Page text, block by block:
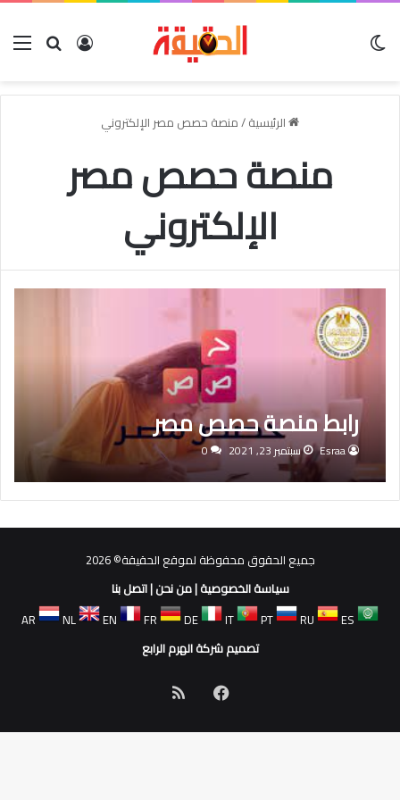
بحث عنتسجيل
الرئيسية/منصة حصص مصر الإلكتروني
منصة حصص مصر
الإلكتروني
رابط منصة حصص مصر
Esraa سبتمبر 23, 2021 0
جميع الحقوق محفوظة لموقع الحقيقة© 2026
سياسة الخصوصية|من نحن|اتصل بنا
AR
NL EN FR DE IT PT RU
ES
تصميم شركة الهرم الرابع
فيسبوك
الموقع